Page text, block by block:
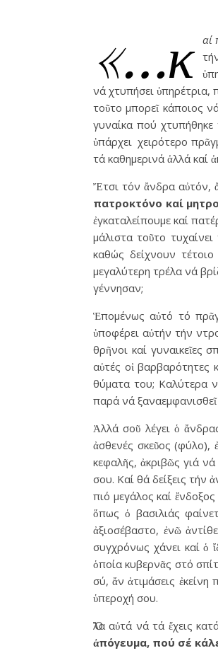
«…κ αί
νά χτυπήσει ὑπηρέτρια,
τοῦτο μπορεῖ κάποιος
γυναίκα πού χτυπήθηκε
ὑπάρχει χειρότερο
τά καθημερινά ἀλλά
Ἔτσι τόν ἄνδρα αὐτόν,
πατροκτόνο καί
ἐγκαταλείπουμε καί
μάλιστα τοῦτο
καθώς δείχνουν
μεγαλύτερη τρέλα νά
γέννησαν;
Ἑπομένως αὐτό τό
ὑποφέρει αὐτήν τήν
θρῆνοι καί γυναικεῖες
αὐτές οἱ βαρβαρότητες
θύματα του; Καλύτερα
παρά νά
Ἀλλά σοῦ λέγει ὁ
ἀσθενές σκεῦος (φύλο),
κεφαλῆς, ἀκριβῶς γιά
σου. Καί θά δείξεις τήν
πιό μεγάλος καί
ὅπως ὁ βασιλιάς
ἀξιοσέβαστο, ἐνῶ
συγχρόνως χάνει καί ὁ
ὁποία κυβερνᾶς στό
σύ, ἄν ἀτιμάσεις
ὑπεροχή σου.
Ὅλα αὐτά νά τά ἔχεις
ἀπόγευμα, πού σέ